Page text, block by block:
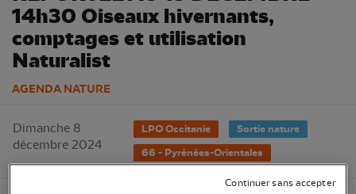
14h30 Oiseaux hivernants,
comptages et utilisation
Naturalist
AGENDA NATURE
Dimanche 8
décembre 2024
LPO Occitanie
Sortie nature
66 - Pyrénées-Orientales
Continuer sans accepter